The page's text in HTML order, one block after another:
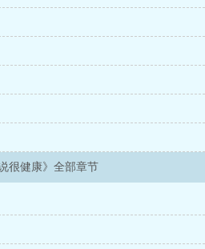
很健康》全部章节